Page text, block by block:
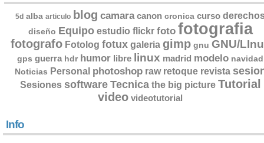
5d alba articulo blog camara canon cronica curso
diseño Equipo estudio flickr foto fotografia
fotografo Fotolog fotux galeria gimp gnu GNU/
gps guerra hdr humor libre linux madrid modelo navidad
Noticias Personal photoshop raw retoque revista
Sesiones software Tecnica the big picture Tutorial
video videotutorial
Info